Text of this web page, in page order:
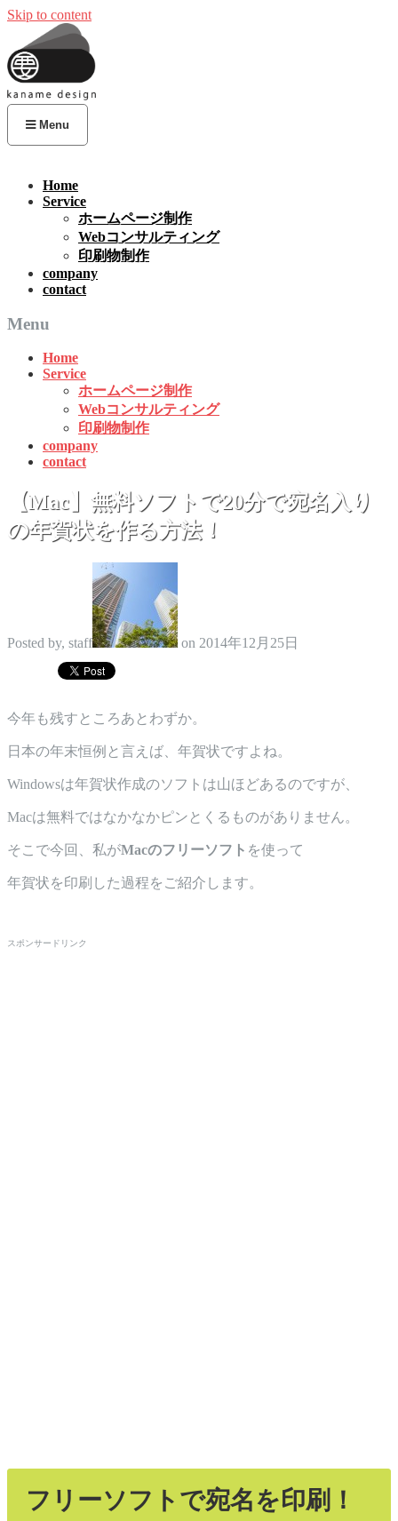
Skip to content
Menu
Home
Service
ホームページ制作
Webコンサルティング
印刷物制作
company
contact
Menu
Home
Service
ホームページ制作
Webコンサルティング
印刷物制作
company
contact
【Mac】無料ソフトで20分で宛名入り
の年賀状を作る方法！
Posted by, staff on 2014年12月25日
今年も残すところあとわずか。
日本の年末恒例と言えば、年賀状ですよね。
Windowsは年賀状作成のソフトは山ほどあるのですが、
Macは無料ではなかなかピンとくるものがありません。
そこで今回、私がMacのフリーソフト を使って
年賀状を印刷した過程をご紹介します。
スポンサードリンク
フリーソフトで宛名を印刷！